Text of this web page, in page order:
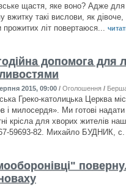
щастя, яке воно? Адже
вжитку такі вислови, як
прожитих літ повертаюся...
допомога
2015, 09:00 / Оголошення /
Греко-католицька Церква
і милосердя». Ми готові надати
крісла для хворих жителів
59693-82. Михайло БУДНИК,